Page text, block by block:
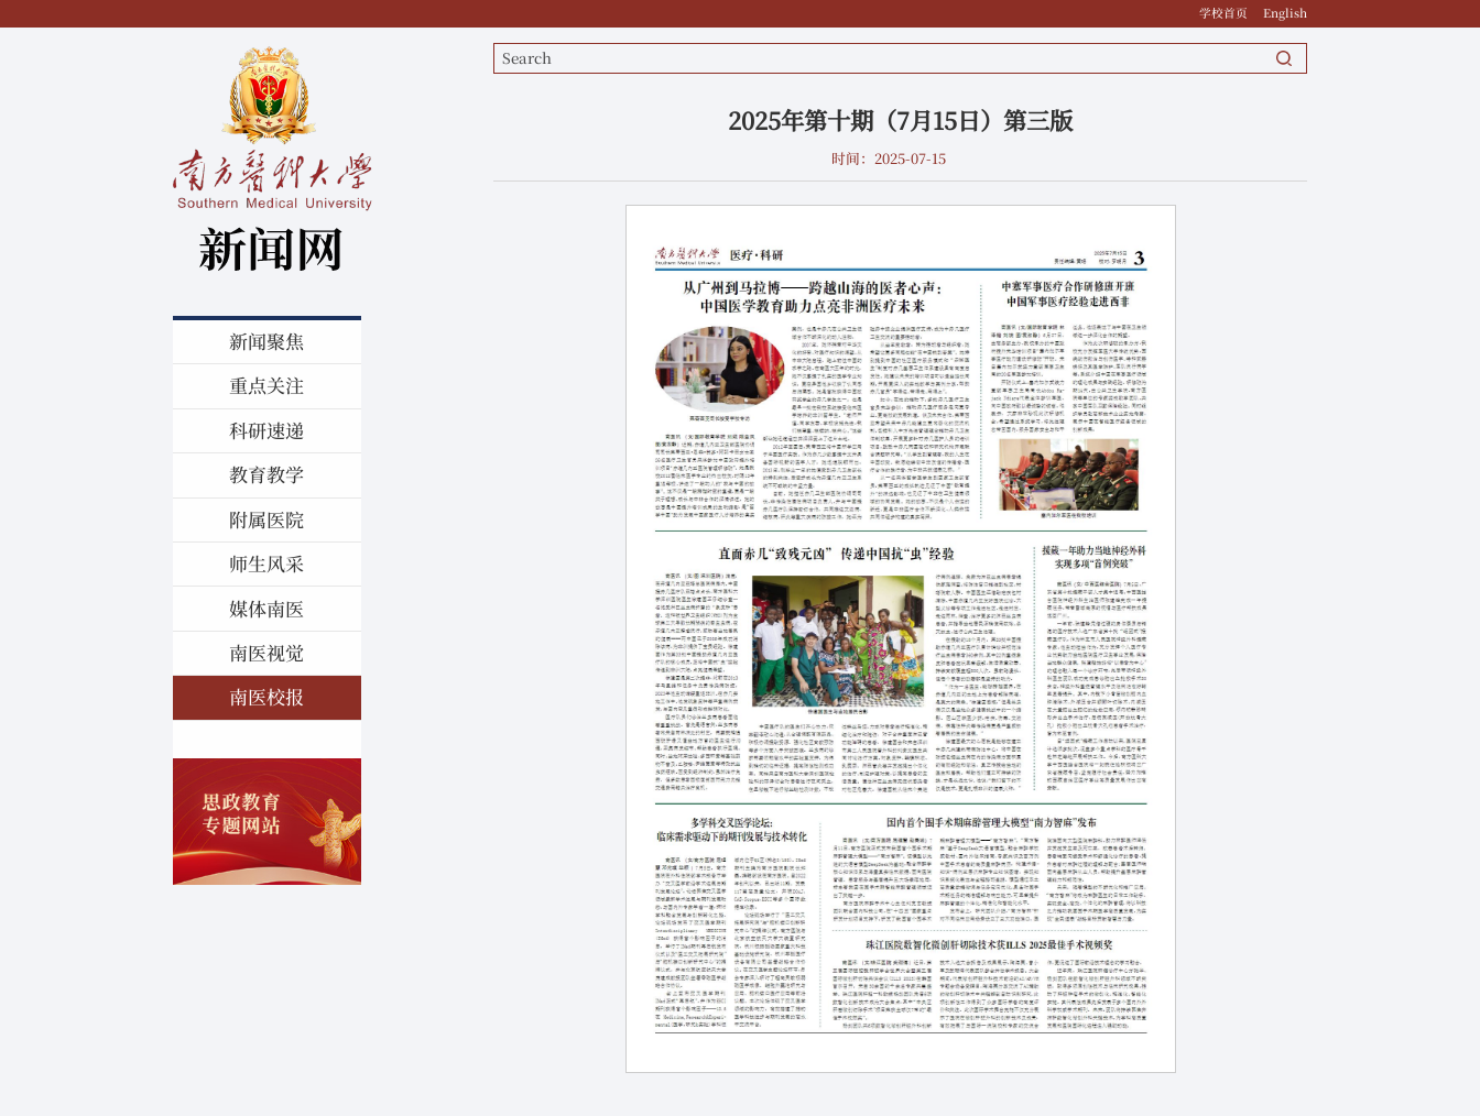
学校首页 English
新闻聚焦
重点关注
科研速递
教育教学
附属医院
师生风采
媒体南医
南医视觉
南医校报
2025年第十期（7月15日）第三版
时间：2025-07-15